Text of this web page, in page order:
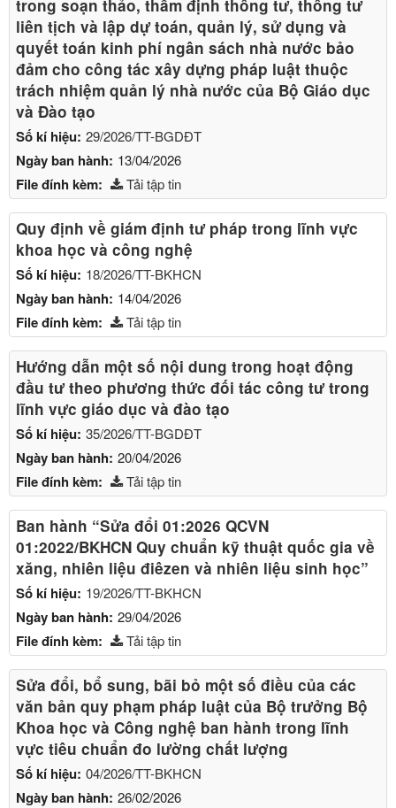
trong soạn thảo, thẩm định thông tư, thông tư
liên tịch và lập dự toán, quản lý, sử dụng và
quyết toán kinh phí ngân sách nhà nước bảo
đảm cho công tác xây dựng pháp luật thuộc
trách nhiệm quản lý nhà nước của Bộ Giáo dục
và Đào tạo
Số kí hiệu: 29/2026/TT-BGDĐT
Ngày ban hành: 13/04/2026
File đính kèm: Tải tập tin
Quy định về giám định tư pháp trong lĩnh vực
khoa học và công nghệ
Số kí hiệu: 18/2026/TT-BKHCN
Ngày ban hành: 14/04/2026
File đính kèm: Tải tập tin
Hướng dẫn một số nội dung trong hoạt động
đầu tư theo phương thức đối tác công tư trong
lĩnh vực giáo dục và đào tạo
Số kí hiệu: 35/2026/TT-BGDĐT
Ngày ban hành: 20/04/2026
File đính kèm: Tải tập tin
Ban hành “Sửa đổi 01:2026 QCVN
01:2022/BKHCN Quy chuẩn kỹ thuật quốc gia về
xăng, nhiên liệu điêzen và nhiên liệu sinh học”
Số kí hiệu: 19/2026/TT-BKHCN
Ngày ban hành: 29/04/2026
File đính kèm: Tải tập tin
Sửa đổi, bổ sung, bãi bỏ một số điều của các
văn bản quy phạm pháp luật của Bộ trưởng Bộ
Khoa học và Công nghệ ban hành trong lĩnh
vực tiêu chuẩn đo lường chất lượng
Số kí hiệu: 04/2026/TT-BKHCN
Ngày ban hành: 26/02/2026